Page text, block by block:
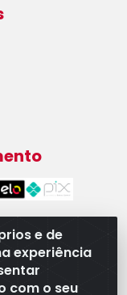
e de
experiência
com o seu
- CNPJ
667 - Parque
74375-660